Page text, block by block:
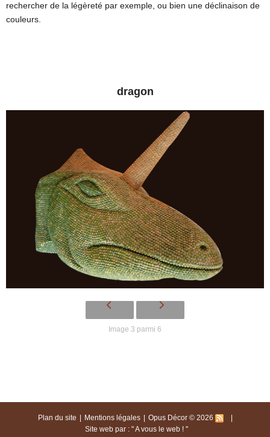
rechercher de la légèreté par exemple, ou bien une déclinaison de
couleurs.
dragon
Image 3 parmi 6
Plan du site Mentions légales
Opus Décor © 2026
Site web par : "A vous le web ! "